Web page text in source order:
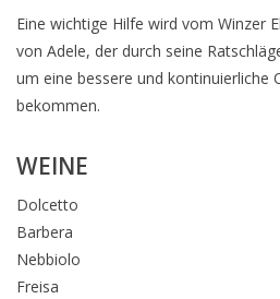
Eine wichtige Hilfe wird vom Winzer
von Adele, der durch seine
um eine bessere und kontinuierliche
bekommen.
WEINE
Dolcetto
Barbera
Nebbiolo
Freisa